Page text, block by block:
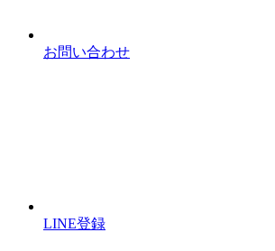
お問い合わせ
LINE登録